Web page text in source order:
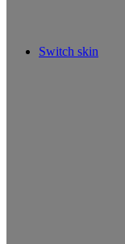
Switch skin